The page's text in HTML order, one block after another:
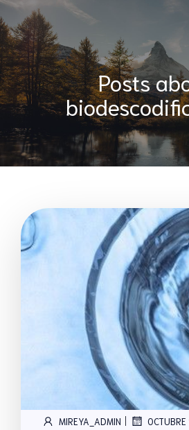
Posts
MIREYA_ADMIN | OCTUBRE